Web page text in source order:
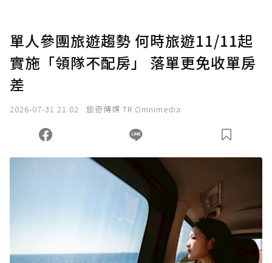
確認送出
您當前剩餘 U 利點數：0點；前往 購買點數
單人參團旅遊趨勢 何時旅遊11/11起
實施「領隊不配房」 落單更免收單房
差
2026-07-31 21:02 旅奇傳媒 TR Omnimedia